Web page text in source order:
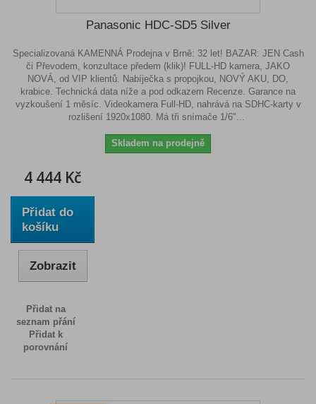
Panasonic HDC-SD5 Silver
Specializovaná KAMENNÁ Prodejna v Brně: 32 let! BAZAR: JEN Cash
či Převodem, konzultace předem (klik)! FULL-HD kamera, JAKO
NOVÁ, od VIP klientů. Nabíječka s propojkou, NOVÝ AKU, DO,
krabice. Technická data níže a pod odkazem Recenze. Garance na
vyzkoušení 1 měsíc. Videokamera Full-HD, nahrává na SDHC-karty v
rozlišení 1920x1080. Má tři snímače 1/6"...
Skladem na prodejně
4 444 Kč
Přidat do
košíku
Zobrazit
Přidat na
seznam přání
Přidat k
porovnání